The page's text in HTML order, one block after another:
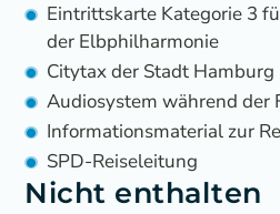
Eintrittskarte Kategorie 3
der Elbphilharmonie
Citytax der Stadt Hamburg
Audiosystem während der
Informationsmaterial zur
SPD-Reiseleitung
Nicht enthalten